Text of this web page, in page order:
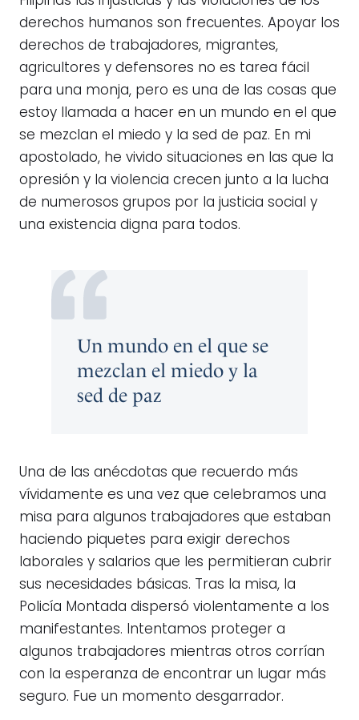
derechos humanos son frecuentes. Apoyar los
derechos de trabajadores, migrantes,
agricultores y defensores no es tarea fácil
para una monja, pero es una de las cosas que
estoy llamada a hacer en un mundo en el que
se mezclan el miedo y la sed de paz. En mi
apostolado, he vivido situaciones en las que la
opresión y la violencia crecen junto a la lucha
de numerosos grupos por la justicia social y
una existencia digna para todos.
Un mundo en el que se
mezclan el miedo y la
sed de paz
Una de las anécdotas que recuerdo más
vívidamente es una vez que celebramos una
misa para algunos trabajadores que estaban
haciendo piquetes para exigir derechos
laborales y salarios que les permitieran cubrir
sus necesidades básicas. Tras la misa, la
Policía Montada dispersó violentamente a los
manifestantes. Intentamos proteger a
algunos trabajadores mientras otros corrían
con la esperanza de encontrar un lugar más
seguro. Fue un momento desgarrador.